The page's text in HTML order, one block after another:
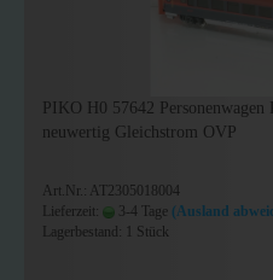
PIKO H0 57642
neuwertig Gleichstrom OVP
Art.Nr.: AT2305018004
Lieferzeit:
3-4 Tage (Ausland
Lagerbestand: 1 Stück